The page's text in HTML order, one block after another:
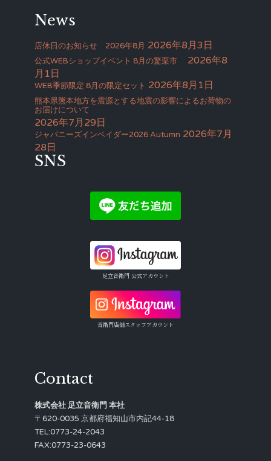
News
店休日のお知らせ 2026年8月 2026年8月3日
公式WEBショップイベント 8月の驚栗市
2026年8
月1日
WEB季節限定 8月の限定セット 2026年8月1日
熊本県熊本地方を震源とする地震の影響によるお荷物の
お届けについて
2026年7月29日
ジャパニーズインベイダー2026 Autumn 2026年7月
28日
SNS
足立音衛門 公式アカウント
音衛門店舗スタッフアカウント
Contact
株式会社 足立音衛門 本社
〒620-0035 京都府福知山市内記44-18
TEL:0773-24-2043
FAX:0773-23-0643